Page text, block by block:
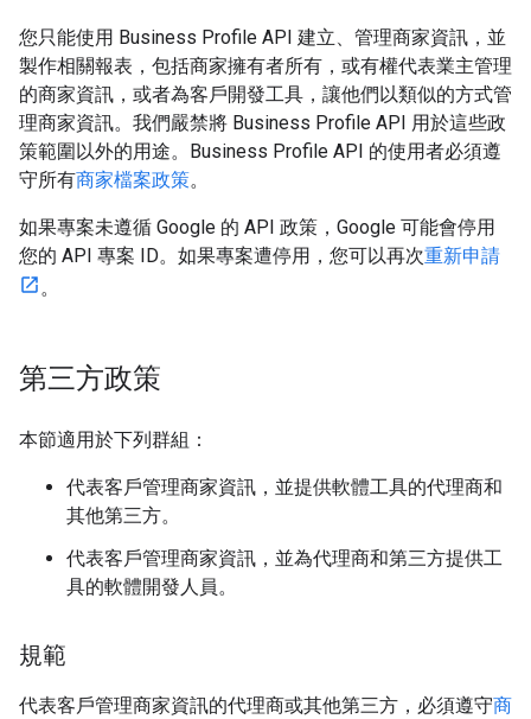
您只能使用 Business Profile API 建立、管理商家資訊，並
製作相關報表，包括商家擁有者所有，或有權代表業主管理
的商家資訊，或者為客戶開發工具，讓他們以類似的方式管
理商家資訊。我們嚴禁將 Business Profile API 用於這些政
策範圍以外的用途。Business Profile API 的使用者必須遵
守所有商家檔案政策。
如果專案未遵循 Google 的 API 政策，Google 可能會停用
您的 API 專案 ID。如果專案遭停用，您可以再次重新申請
。
第三方政策
本節適用於下列群組：
代表客戶管理商家資訊，並提供軟體工具的代理商和
其他第三方。
代表客戶管理商家資訊，並為代理商和第三方提供工
具的軟體開發人員。
規範
代表客戶管理商家資訊的代理商或其他第三方，必須遵守商